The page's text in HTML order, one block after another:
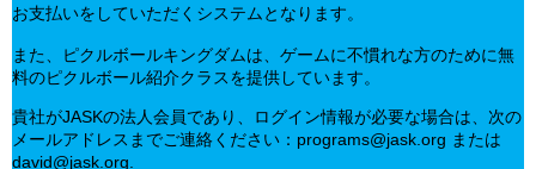
お支払いをしていただくシステムとなります。
また、ピクルボールキングダムは、ゲームに不慣れな方のために無
料のピクルボール紹介クラスを提供しています。
貴社がJASKの法人会員であり、ログイン情報が必要な場合は、次の
メールアドレスまでご連絡ください：programs@jask.org または
david@jask.org.